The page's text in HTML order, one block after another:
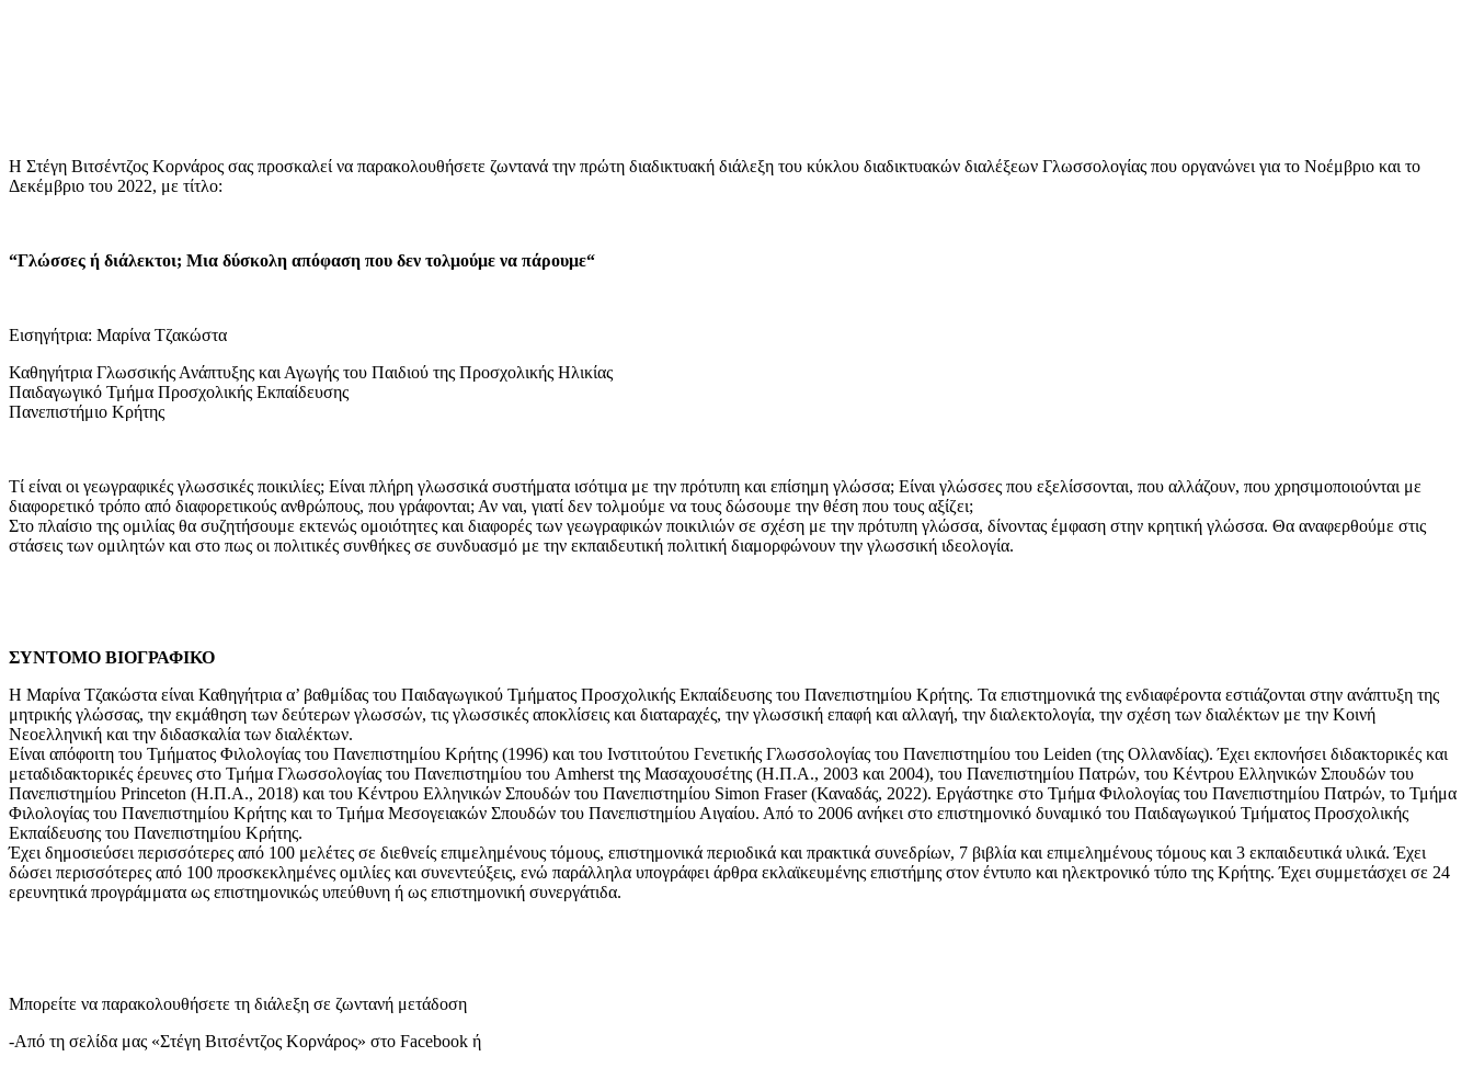
Η Στέγη Βιτσέντζος Κορνάρος σας προσκαλεί να παρακολουθήσετε ζωντανά την πρώτη διαδικτυακή διάλεξη του κύκλου διαδικτυακών διαλέξεων Γλωσσολογίας που οργανώνει για το Νοέμβριο και το
Δεκέμβριο του 2022, με τίτλο:
“Γλώσσες ή διάλεκτοι; Μια δύσκολη απόφαση που δεν τολμούμε να πάρουμε“
Εισηγήτρια: Μαρίνα Τζακώστα
Καθηγήτρια Γλωσσικής Ανάπτυξης και Αγωγής του Παιδιού της Προσχολικής Ηλικίας
Παιδαγωγικό Τμήμα Προσχολικής Εκπαίδευσης
Πανεπιστήμιο Κρήτης
Τί είναι οι γεωγραφικές γλωσσικές ποικιλίες; Είναι πλήρη γλωσσικά συστήματα ισότιμα με την πρότυπη και επίσημη γλώσσα; Είναι γλώσσες που εξελίσσονται, που αλλάζουν, που χρησιμοποιούνται με
διαφορετικό τρόπο από διαφορετικούς ανθρώπους, που γράφονται; Αν ναι, γιατί δεν τολμούμε να τους δώσουμε την θέση που τους αξίζει;
Στο πλαίσιο της ομιλίας θα συζητήσουμε εκτενώς ομοιότητες και διαφορές των γεωγραφικών ποικιλιών σε σχέση με την πρότυπη γλώσσα, δίνοντας έμφαση στην κρητική γλώσσα. Θα αναφερθούμε στις
στάσεις των ομιλητών και στο πως οι πολιτικές συνθήκες σε συνδυασμό με την εκπαιδευτική πολιτική διαμορφώνουν την γλωσσική ιδεολογία.
ΣΥΝΤΟΜΟ ΒΙΟΓΡΑΦΙΚΟ
Η Μαρίνα Τζακώστα είναι Καθηγήτρια α’ βαθμίδας του Παιδαγωγικού Τμήματος Προσχολικής Εκπαίδευσης του Πανεπιστημίου Κρήτης. Τα επιστημονικά της ενδιαφέροντα εστιάζονται στην ανάπτυξη της
μητρικής γλώσσας, την εκμάθηση των δεύτερων γλωσσών, τις γλωσσικές αποκλίσεις και διαταραχές, την γλωσσική επαφή και αλλαγή, την διαλεκτολογία, την σχέση των διαλέκτων με την Κοινή
Νεοελληνική και την διδασκαλία των διαλέκτων.
Είναι απόφοιτη του Τμήματος Φιλολογίας του Πανεπιστημίου Κρήτης (1996) και του Ινστιτούτου Γενετικής Γλωσσολογίας του Πανεπιστημίου του Leiden (της Ολλανδίας). Έχει εκπονήσει διδακτορικές και
μεταδιδακτορικές έρευνες στο Τμήμα Γλωσσολογίας του Πανεπιστημίου του Amherst της Μασαχουσέτης (Η.Π.Α., 2003 και 2004), του Πανεπιστημίου Πατρών, του Κέντρου Ελληνικών Σπουδών του
Πανεπιστημίου Princeton (Η.Π.Α., 2018) και του Κέντρου Ελληνικών Σπουδών του Πανεπιστημίου Simon Fraser (Καναδάς, 2022). Εργάστηκε στο Τμήμα Φιλολογίας του Πανεπιστημίου Πατρών, το Τμήμα
Φιλολογίας του Πανεπιστημίου Κρήτης και το Τμήμα Μεσογειακών Σπουδών του Πανεπιστημίου Αιγαίου. Από το 2006 ανήκει στο επιστημονικό δυναμικό του Παιδαγωγικού Τμήματος Προσχολικής
Εκπαίδευσης του Πανεπιστημίου Κρήτης.
Έχει δημοσιεύσει περισσότερες από 100 μελέτες σε διεθνείς επιμελημένους τόμους, επιστημονικά περιοδικά και πρακτικά συνεδρίων, 7 βιβλία και επιμελημένους τόμους και 3 εκπαιδευτικά υλικά. Έχει
δώσει περισσότερες από 100 προσκεκλημένες ομιλίες και συνεντεύξεις, ενώ παράλληλα υπογράφει άρθρα εκλαϊκευμένης επιστήμης στον έντυπο και ηλεκτρονικό τύπο της Κρήτης. Έχει συμμετάσχει σε 24
ερευνητικά προγράμματα ως επιστημονικώς υπεύθυνη ή ως επιστημονική συνεργάτιδα.
Μπορείτε να παρακολουθήσετε τη διάλεξη σε ζωντανή μετάδοση
-Από τη σελίδα μας «Στέγη Βιτσέντζος Κορνάρος» στο Facebook ή